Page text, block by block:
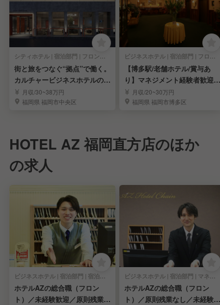
シティホテル | 宿泊部門 | フロントスタッフ
街と旅をつなぐ“拠点”で働く。
カルチャービジネスホテルのフ
ロント
月収/30~38万円
福岡県 福岡市中央区
ビジネスホテル | 宿泊部門 | フロントスタッフ
【博多駅/老舗ホテル/賞与あ
り】マネジメント経験者歓迎！
フロント急募◎
月収/20~30万円
福岡県 福岡市博多区
HOTEL AZ 福岡直方店のほか
の求人
ビジネスホテル | 宿泊部門 | 宿泊全般
ホテルAZの総合職（フロン
ト）／未経験歓迎／原則残業な
ビジネスホテル | 宿泊部門 | マネージャー・支配人・副支配人・女将
ホテルAZの総合職（フロン
ト）／原則残業なし／未経験歓